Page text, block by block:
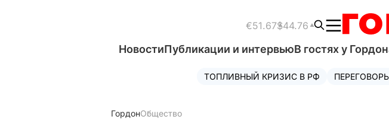
€51.67$44.76
НовостиПубликации и интервьюВ гостях у
ТОПЛИВНЫЙ КРИЗИС В РФ
ГордонОбщество